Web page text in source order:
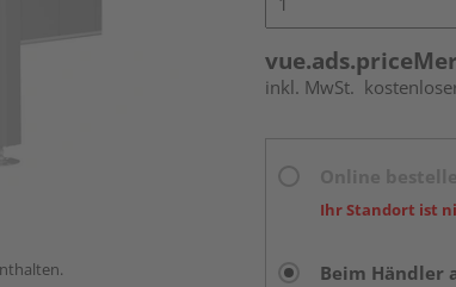
inkl. MwSt.
Ihr Standort ist
Beim Händler